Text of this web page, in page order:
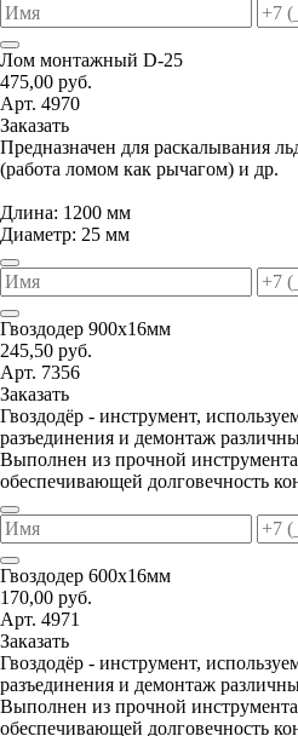
Лом монтажный D-25
475,00 руб.
Арт. 4970
Заказать
Предназначен для раскалывания
(работа ломом как рычагом) и др.
Длина: 1200 мм
Диаметр: 25 мм
Гвоздодер 900х16мм
245,50 руб.
Арт. 7356
Заказать
Гвоздодёр - инструмент,
разъединения и демонтаж
Выполнен из прочной
обеспечивающей долговечность
Гвоздодер 600х16мм
170,00 руб.
Арт. 4971
Заказать
Гвоздодёр - инструмент,
разъединения и демонтаж
Выполнен из прочной
обеспечивающей долговечность